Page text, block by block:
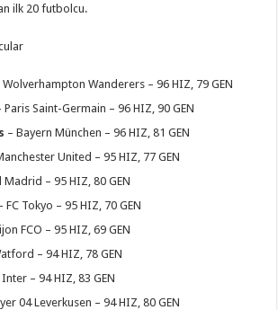
ilk 20 futbolcu.
Wolverhampton Wanderers – 96 HIZ, 79 GEN
Paris Saint-Germain – 96 HIZ, 90 GEN
– Bayern München – 96 HIZ, 81 GEN
United – 95 HIZ, 77 GEN
Madrid – 95 HIZ, 80 GEN
FC Tokyo – 95 HIZ, 70 GEN
FCO – 95 HIZ, 69 GEN
– 94 HIZ, 78 GEN
Inter – 94 HIZ, 83 GEN
04 Leverkusen – 94 HIZ, 80 GEN